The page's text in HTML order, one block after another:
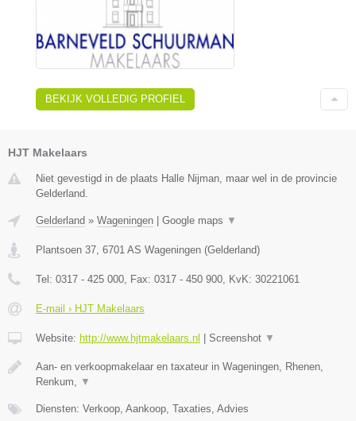
BEKIJK VOLLEDIG PROFIEL
HJT Makelaars
Niet gevestigd in de plaats Halle Nijman, maar wel in de provincie
Gelderland.
Gelderland » Wageningen | Google maps ▼
Plantsoen 37 6701 AS Wageningen (Gelderland)
Tel: 0317 - 425 000 , Fax: 0317 - 450 900 , KvK: 30221061
E-mail › HJT Makelaars
Website: http://www.hjtmakelaars.nl | Screenshot ▼
Aan- en verkoopmakelaar en taxateur in Wageningen, Rhenen,
Renkum,
▼
Diensten: Verkoop, Aankoop, Taxaties, Advies